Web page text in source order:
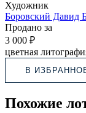
Художник
Боровский Давид
Продано за
3 000 ₽
цветная
В
Похожие